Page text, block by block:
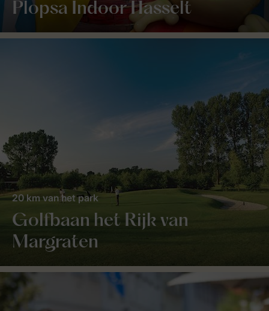
Plopsa Indoor Hasselt
Golfbaan het Rijk van
Margraten
20 km van het park